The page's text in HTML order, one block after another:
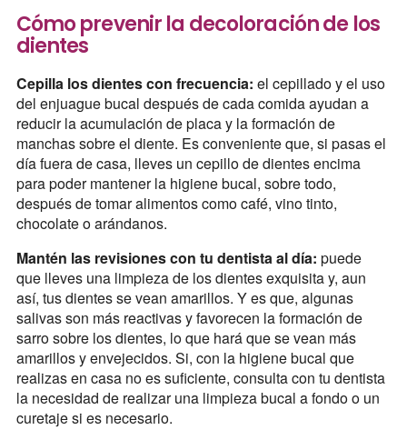
Cómo prevenir la decoloración de los
dientes
Cepilla los dientes con frecuencia: el cepillado y el uso
del enjuague bucal después de cada comida ayudan a
reducir la acumulación de placa y la formación de
manchas sobre el diente. Es conveniente que, si pasas el
día fuera de casa, lleves un cepillo de dientes encima
para poder mantener la higiene bucal, sobre todo,
después de tomar alimentos como café, vino tinto,
chocolate o arándanos.
Mantén las revisiones con tu dentista al día: puede
que lleves una limpieza de los dientes exquisita y, aun
así, tus dientes se vean amarillos. Y es que, algunas
salivas son más reactivas y favorecen la formación de
sarro sobre los dientes, lo que hará que se vean más
amarillos y envejecidos. Si, con la higiene bucal que
realizas en casa no es suficiente, consulta con tu dentista
la necesidad de realizar una limpieza bucal a fondo o un
curetaje si es necesario.